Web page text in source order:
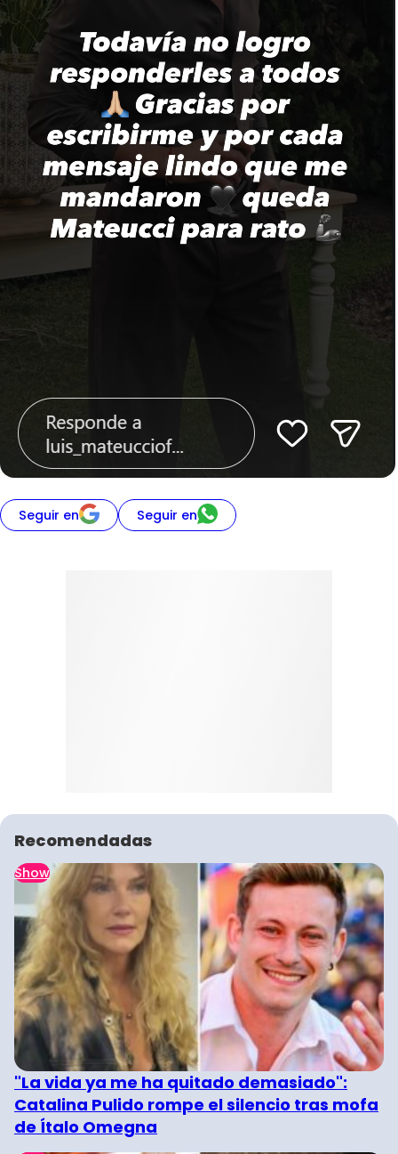
Seguir en Seguir en
Recomendadas
Show
"La vida ya me ha quitado demasiado":
Catalina Pulido rompe el silencio tras mofa
de Ítalo Omegna